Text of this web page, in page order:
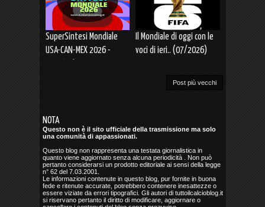
SuperSintesi Mondiale
USA-CAN-MEX 2026 -
Il Mondiale di oggi con le
voci di ieri.. (07/2026)
Post più vecchi
NOTA
Questo non è il sito ufficiale della trasmissione ma solo
una comunità di appassionati.
Questo blog non rappresenta una testata giornalistica in
quanto viene aggiornato senza alcuna periodicità . Non può
pertanto considerarsi un prodotto editoriale ai sensi della legge
n° 62 del 7.03.2001.
Le informazioni contenute in questo blog, pur fornite in buona
fede e ritenute accurate, potrebbero contenere inesattezze o
essere viziate da errori tipografici. Gli autori di tuttoilcalcioblog.it
si riservano pertanto il diritto di modificare, aggiornare o